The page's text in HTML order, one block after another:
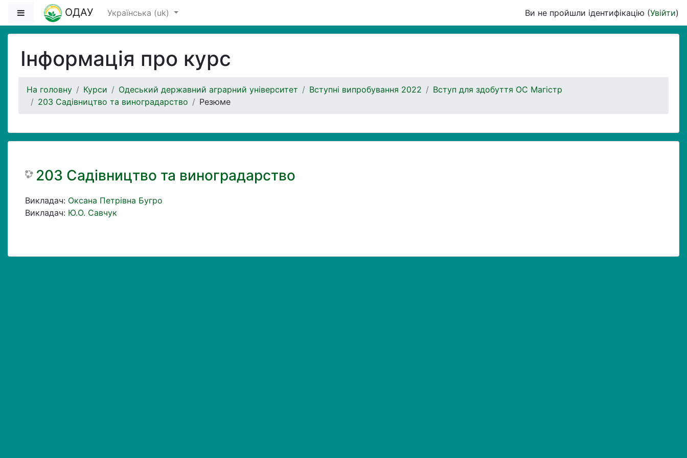
Перейти до головного вмісту
Бокова панель
ОДАУ Українська ‎(uk)‎ Ви не пройшли ідентифікацію (Увійти)
Інформація про курс
На головну Курси Одеський державний аграрний університет Вступні випробування 2022
Вступ для здобуття ОС Магістр
203 Садівництво та виноградарство
Резюме
203 Садівництво та виноградарство
Викладач: Оксана Петрівна Бугро
Викладач: Ю.О. Савчук